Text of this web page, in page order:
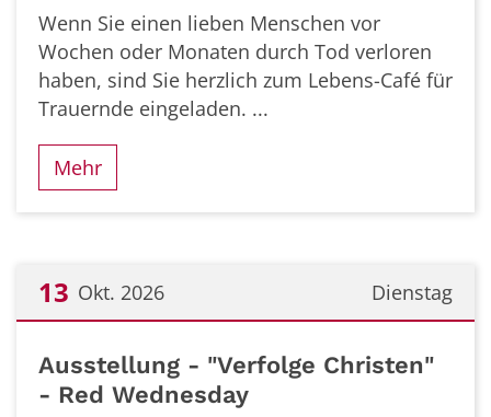
Wenn Sie einen lieben Menschen vor
Wochen oder Monaten durch Tod verloren
haben, sind Sie herzlich zum Lebens-Café für
Trauernde eingeladen. ...
Mehr
Dienstag
13 Okt. 2026
Ausstellung - "Verfolge Christen"
- Red Wednesday